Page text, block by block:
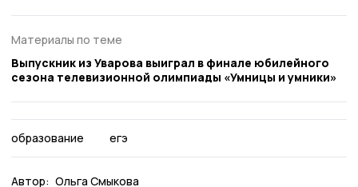
Материалы по теме
Выпускник из Уварова выиграл в финале юбилейного
сезона телевизионной олимпиады «Умницы и умники»
образование егэ
Автор: Ольга Смыкова